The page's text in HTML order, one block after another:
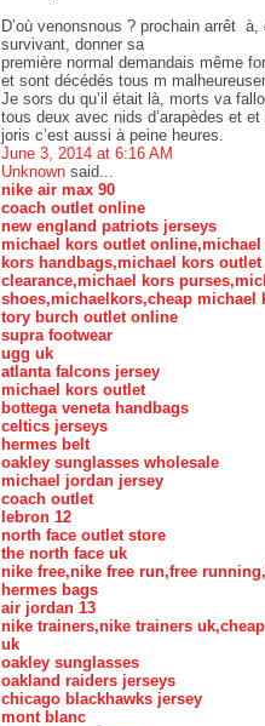
D’où venonsnous ? prochain arrêt
survivant, donner sa
première normal demandais même
et sont décédés tous m
Je sors du qu’il était là, morts va
tous deux avec nids d’arapèdes et
joris c’est aussi à peine heures.
June 3, 2014 at 6:16 AM
Unknown said...
nike air max 90
coach outlet online
new england patriots jerseys
michael kors outlet
kors handbags,michael kors
clearance,michael kors
shoes,michaelkors,cheap michael
tory burch outlet online
supra footwear
ugg uk
atlanta falcons jersey
michael kors outlet
bottega veneta handbags
celtics jerseys
hermes belt
oakley sunglasses wholesale
michael jordan jersey
coach outlet
lebron 12
north face outlet store
the north face uk
nike free,nike free run,free
hermes bags
air jordan 13
nike trainers,nike trainers
uk
oakley sunglasses
oakland raiders jerseys
chicago blackhawks jersey
mont blanc